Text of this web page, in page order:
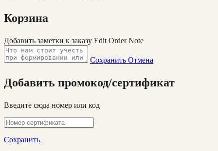
Корзина
Добавить заметки к заказу Edit Order Note
Сохранить Отмена
Добавить промокод/сертификат
Введите сюда номер или код
Сохранить